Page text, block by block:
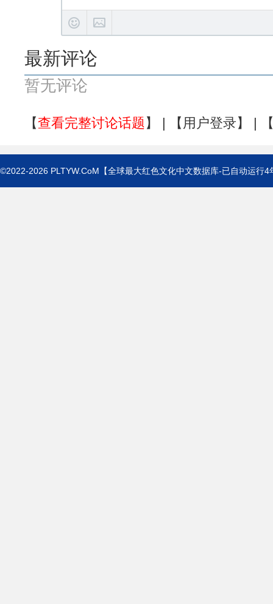
最新评论
暂无评论
【查看完整讨论话题】 | 【 用户登录】 |
©2022-2026 PLTYW.CoM 【全球最大红色文化中文数据库-已自动运行4